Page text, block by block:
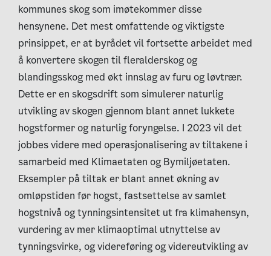
kommunes skog som imøtekommer disse
hensynene. Det mest omfattende og viktigste
prinsippet, er at byrådet vil fortsette arbeidet med
å konvertere skogen til fleralderskog og
blandingsskog med økt innslag av furu og løvtrær.
Dette er en skogsdrift som simulerer naturlig
utvikling av skogen gjennom blant annet lukkete
hogstformer og naturlig foryngelse. I 2023 vil det
jobbes videre med operasjonalisering av tiltakene i
samarbeid med Klimaetaten og Bymiljøetaten.
Eksempler på tiltak er blant annet økning av
omløpstiden før hogst, fastsettelse av samlet
hogstnivå og tynningsintensitet ut fra klimahensyn,
vurdering av mer klimaoptimal utnyttelse av
tynningsvirke, og videreføring og videreutvikling av